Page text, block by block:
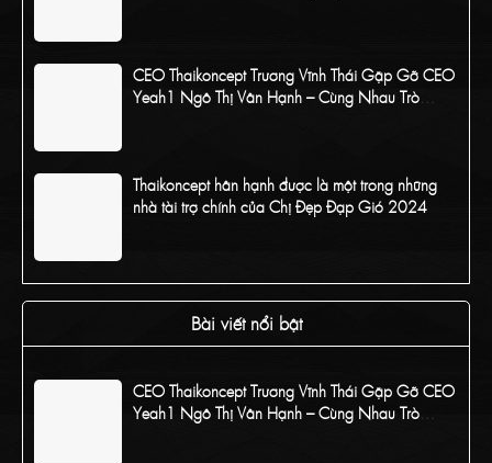
CEO Thaikoncept Trương Vĩnh Thái Gặp Gỡ CEO
Yeah1 Ngô Thị Vân Hạnh – Cùng Nhau Trò
Thaikoncept hân hạnh được là một trong những
nhà tài trợ chính của Chị Đẹp Đạp Gió 2024
trình Chị Đẹp Đạp Gió 2024
Bài viết nổi bật
CEO Thaikoncept Trương Vĩnh Thái Gặp Gỡ CEO
Yeah1 Ngô Thị Vân Hạnh – Cùng Nhau Trò